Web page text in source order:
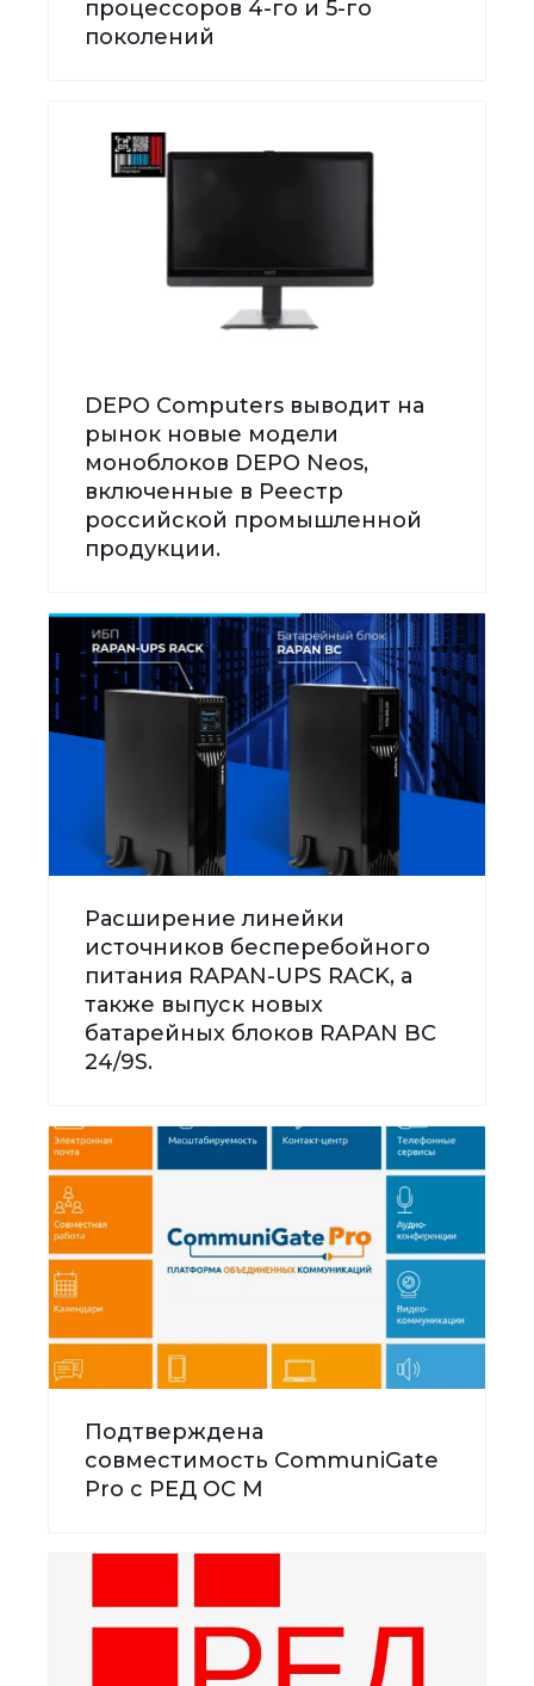
процессоров 4-го и 5-го
поколений
DEPO Computers выводит на
рынок новые модели
моноблоков DEPO Neos,
включенные в Реестр
российской промышленной
продукции.
Расширение линейки
источников бесперебойного
питания RAPAN-UPS RACK, а
также выпуск новых
батарейных блоков RAPAN BC
24/9S.
Подтверждена
совместимость CommuniGate
Pro с РЕД ОС М